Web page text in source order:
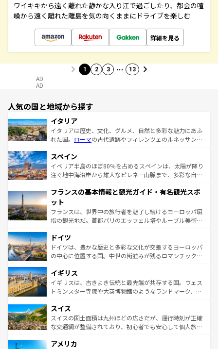
ワイキキから遠く離れた静かな入り江で過ごしたり、都会の喧
噪から遠く離れた離島を気の向くままにドライブを楽しむ
詳細を見る
1 2 3 … 13
AD
AD
人気の国と地域から探す
イタリア
イタリアは歴史、文化、グルメ、自然と多彩な魅力にあふ
れた国。 ローマの古代遺跡やフィレンツェのルネッサンス
ろん、トスカーナの美しい田園風景やアマルフィ海岸の絶
景など、自然景観も見逃せない。観光の合間には、本場の
ピザやパスタなど、絶品のイタリア料理を堪能することも
ませてくれるイタリアで、忘れられない旅をしてみよう！
なお、新着のイタリア情報は
しい。
スペイン
イベリア半島のほぼ80％を占めるスペインは、太陽が降り
注ぐ地中海沿岸から雄大なピレネー山脈まで、多彩な自然
文化が根付くこの国では、情熱的なフラメンコ、熱気あふ
れる闘牛、そして美味しいタパスが生活の一部となってい
る。首都マドリードの洗練された雰囲気や、バルセロナの
アートに溢れた街角から、地方では古代ローマ遺跡や中世
せる。地方によって風土や気候が異なるスペインはその個
性で訪れる人を魅了する。 なお、新着のスペイン情報は コ
ンテンツ一覧を参照してほしい。
フランスの基本情報と観光ガイド・有名観光スポ
ット
フランスは、世界中の旅行者を魅了し続けるヨーロッパ屈
指の観光地だ。首都パリのエッフェル塔やルーブル美術館
で、幅広い魅力が詰まっている。華麗な宮殿、歴史的な大
聖堂、美しいビーチ、そして豊かな自然が、訪れる者を心
から魅了する。また、フランスは美食の国としても知ら
いる。シャンパンの発祥地であるランス、プロヴァンスの
香り高いラベンダー畑など、多彩な楽しみ方が可能だ。さ
らに、パリ以外の地域にも魅力が溢れており、どの街角に
れる地方に足を運ぶとそれぞれで全く異なる文化を体験で
きるだろう。 なお、新着のフランス情報はコンテンツ一覧
を参照してほしい。
ドイツ
ドイツは、豊かな歴史と多彩な文化が交差するヨーロッパ
の中心に位置する国。中世の街並みが残るロマンチック街
顔を持つこの国は、どこを歩いても飽きることがない。ベ
ルリンの文化的活気、バイエルン州のアルプスの絶景、そ
してライン川沿いのワイン畑といった風景は必見。ビール
は、お酒好きな人にはぜひ体験してほしい。 なお、新着の
ドイツ情報はコンテンツ一覧を参照してほしい。
イギリス
イギリスは、古きよき伝統と最先端が共存する国。ウェス
トミンスター寺院や大英博物館のようなランドマーク、歴
リアごとに異なる魅力がある。また、優雅なアフタヌーン
ティー、ビール好きにはたまらない英国パブ、サッカー観
戦など、本場だからこそできる体験も豊富。イギリスを旅
ンツ一覧を参照してほしい。
スイス
スイスの国土面積は九州ほどの広さだが、運行時刻が正確
な交通網が整備されており、初心者でも安心して個人旅行
の建物がそのまま残る町や、スイスならではのユニークな
アメリカ